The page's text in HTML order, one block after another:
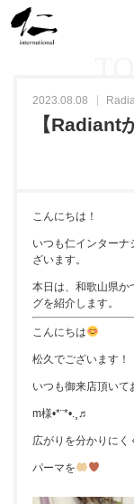
2023.08.08
【Radiant
こんにちは！
いつも仁インター
ざいます。
本日は、和歌山県か
グを紹介します。
こんにちは
松久でございます！
いつも御来店頂いて
m様•*¨*•.¸♬︎
広がりを分かりにく
パーマを